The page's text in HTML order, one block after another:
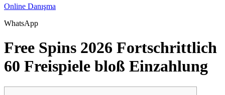
Online Danışma
WhatsApp
Free Spins 2026 Fortschrittlich
60 Freispiele bloß Einzahlung